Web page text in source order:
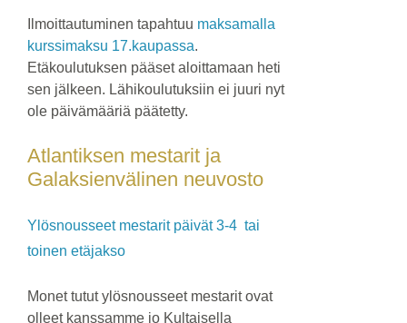
Ilmoittautuminen tapahtuu maksamalla
kurssimaksu 17.kaupassa.
Etäkoulutuksen pääset aloittamaan heti
sen jälkeen. Lähikoulutuksiin ei juuri nyt
ole päivämääriä päätetty.
Atlantiksen mestarit ja
Galaksienvälinen neuvosto
Ylösnousseet mestarit päivät 3-4 tai
toinen etäjakso
Monet tutut ylösnousseet mestarit ovat
olleet kanssamme jo Kultaisella